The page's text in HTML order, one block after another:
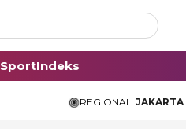
SportIndeks
REGIONAL: JAKARTA